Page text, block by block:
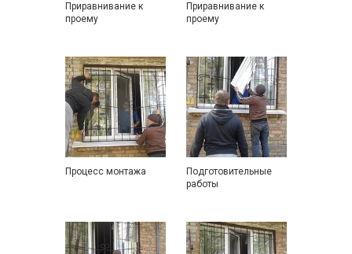
Приравнивание к
проему
Приравнивание к
проему
Процесс монтажа
Подготовительные
работы